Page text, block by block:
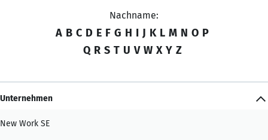
Nachname:
A B C D E F G H I J K L M N O P
Q R S T U V W X Y Z
Unternehmen
New Work SE